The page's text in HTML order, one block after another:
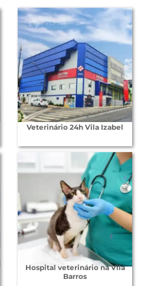
Veterinário 24h Vila Izabel
Hospital veterinário na Vila
Barros